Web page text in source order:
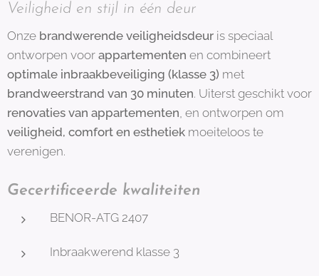
Veiligheid en stijl in één deur
Onze brandwerende veiligheidsdeur is speciaal
ontworpen voor appartementen en combineert
optimale inbraakbeveiliging (klasse 3) met
brandweerstrand van 30 minuten. Uiterst geschikt voor
renovaties van appartementen, en ontworpen om
veiligheid, comfort en esthetiek moeiteloos te
verenigen.
Gecertificeerde kwaliteiten
BENOR-ATG 2407
Inbraakwerend klasse 3